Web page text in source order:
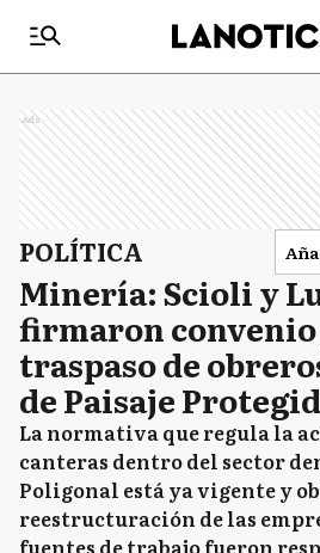
Ads
POLÍTICA
Minería: Scioli y
firmaron
traspaso de
de Paisaje
La normativa que regula la
canteras dentro del sector
Poligonal está ya vigente y
reestructuración de las
fuentes de trabajo fueron